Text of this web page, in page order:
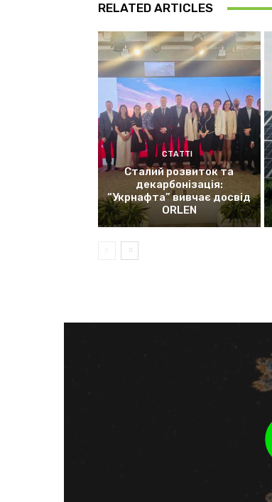
RELATED ARTICLES
СТАТТІ
Сталий розвиток та
декарбонізація:
“Укрнафта” вивчає досвід
ORLEN